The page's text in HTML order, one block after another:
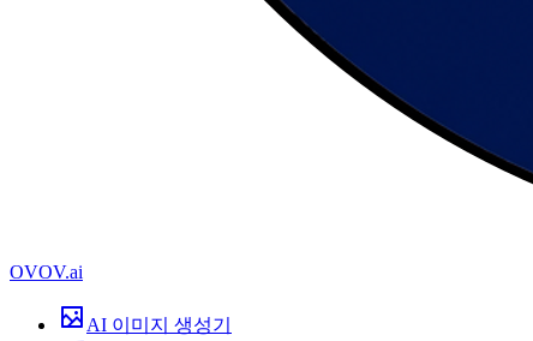
OVOV.ai
AI 이미지 생성기